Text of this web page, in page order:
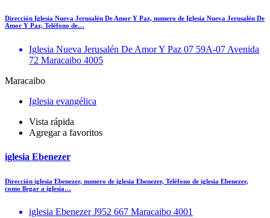
Dirección Iglesia Nueva Jerusalén De Amor Y Paz, numero de Iglesia Nueva Jerusalén De
Amor Y Paz, Teléfono de…
Iglesia Nueva Jerusalén De Amor Y Paz 07 59A-07 Avenida
72 Maracaibo 4005
Maracaibo
Iglesia evangélica
Vista rápida
Agregar a favoritos
iglesia Ebenezer
Dirección iglesia Ebenezer, numero de iglesia Ebenezer, Teléfono de iglesia Ebenezer,
como llegar a iglesia…
iglesia Ebenezer J952 667 Maracaibo 4001